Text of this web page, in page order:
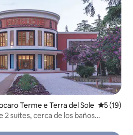
Terme e Terra del Sole
5 (19)
2 suites, cerca de los baños